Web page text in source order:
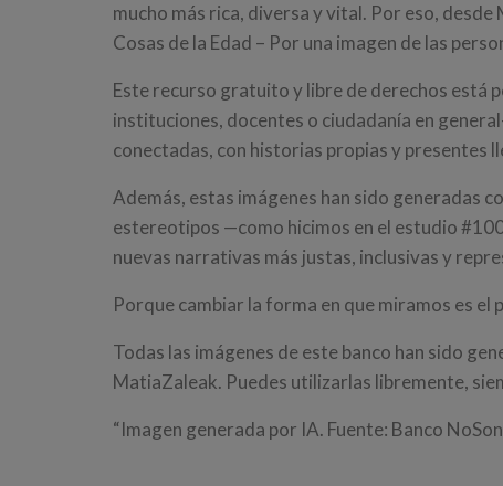
mucho más rica, diversa y vital. Por eso, desde
Cosas de la Edad – Por una imagen de las
Este recurso gratuito y libre de derechos está
instituciones, docentes o ciudadanía en
conectadas, con historias propias y presentes
Además, estas imágenes han sido generadas
estereotipos —como hicimos en el estudio
nuevas narrativas más justas, inclusivas y
Porque cambiar la forma en que miramos es
Todas las imágenes de este banco han sido
MatiaZaleak. Puedes utilizarlas libremente,
“Imagen generada por IA. Fuente: Banco